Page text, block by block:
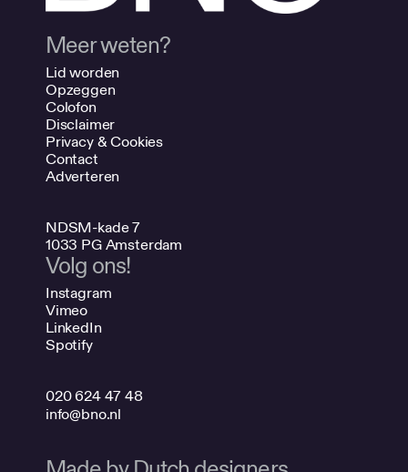
Meer weten?
Lid worden
Opzeggen
Colofon
Disclaimer
Privacy & Cookies
Contact
Adverteren
NDSM-kade 7
1033 PG Amsterdam
Volg ons!
Instagram
Vimeo
LinkedIn
Spotify
020 624 47 48
info@bno.nl